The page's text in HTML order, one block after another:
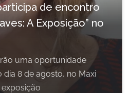
de encontro
A Exposição” no
uma oportunidade
8 de agosto, no Maxi